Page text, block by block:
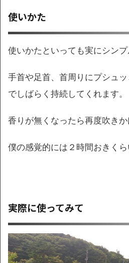
使いかた
使いかたといっても実にシンプ
手首や足首、首周りにプシュ
でしばらく持続してくれます。
香りが無くなったら再度吹きか
僕の感覚的には２時間おきくら
実際に使ってみて